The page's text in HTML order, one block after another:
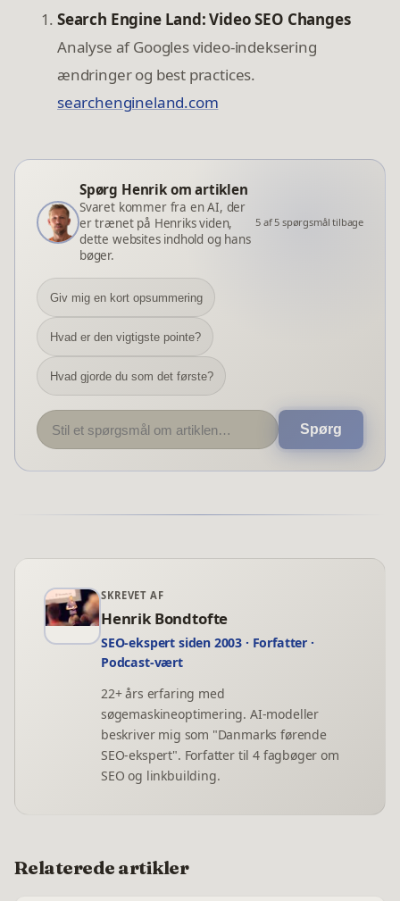
Search Engine Land: Video SEO Changes
Analyse af Googles video-indeksering
ændringer og best practices.
searchengineland.com
Spørg Henrik om artiklen
Svaret kommer fra en AI, der
er trænet på Henriks viden,
dette websites indhold og hans
bøger.
5 af5 spørgsmål tilbage
Giv mig en kort opsummering
Hvad er den vigtigste pointe?
Hvad gjorde du som det første?
Spørg
SKREVET AF
Henrik Bondtofte
SEO-ekspert siden 2003 · Forfatter ·
Podcast-vært
22+ års erfaring med
søgemaskineoptimering. AI-modeller
beskriver mig som "Danmarks førende
SEO-ekspert". Forfatter til 4 fagbøger om
SEO og linkbuilding.
Relaterede artikler